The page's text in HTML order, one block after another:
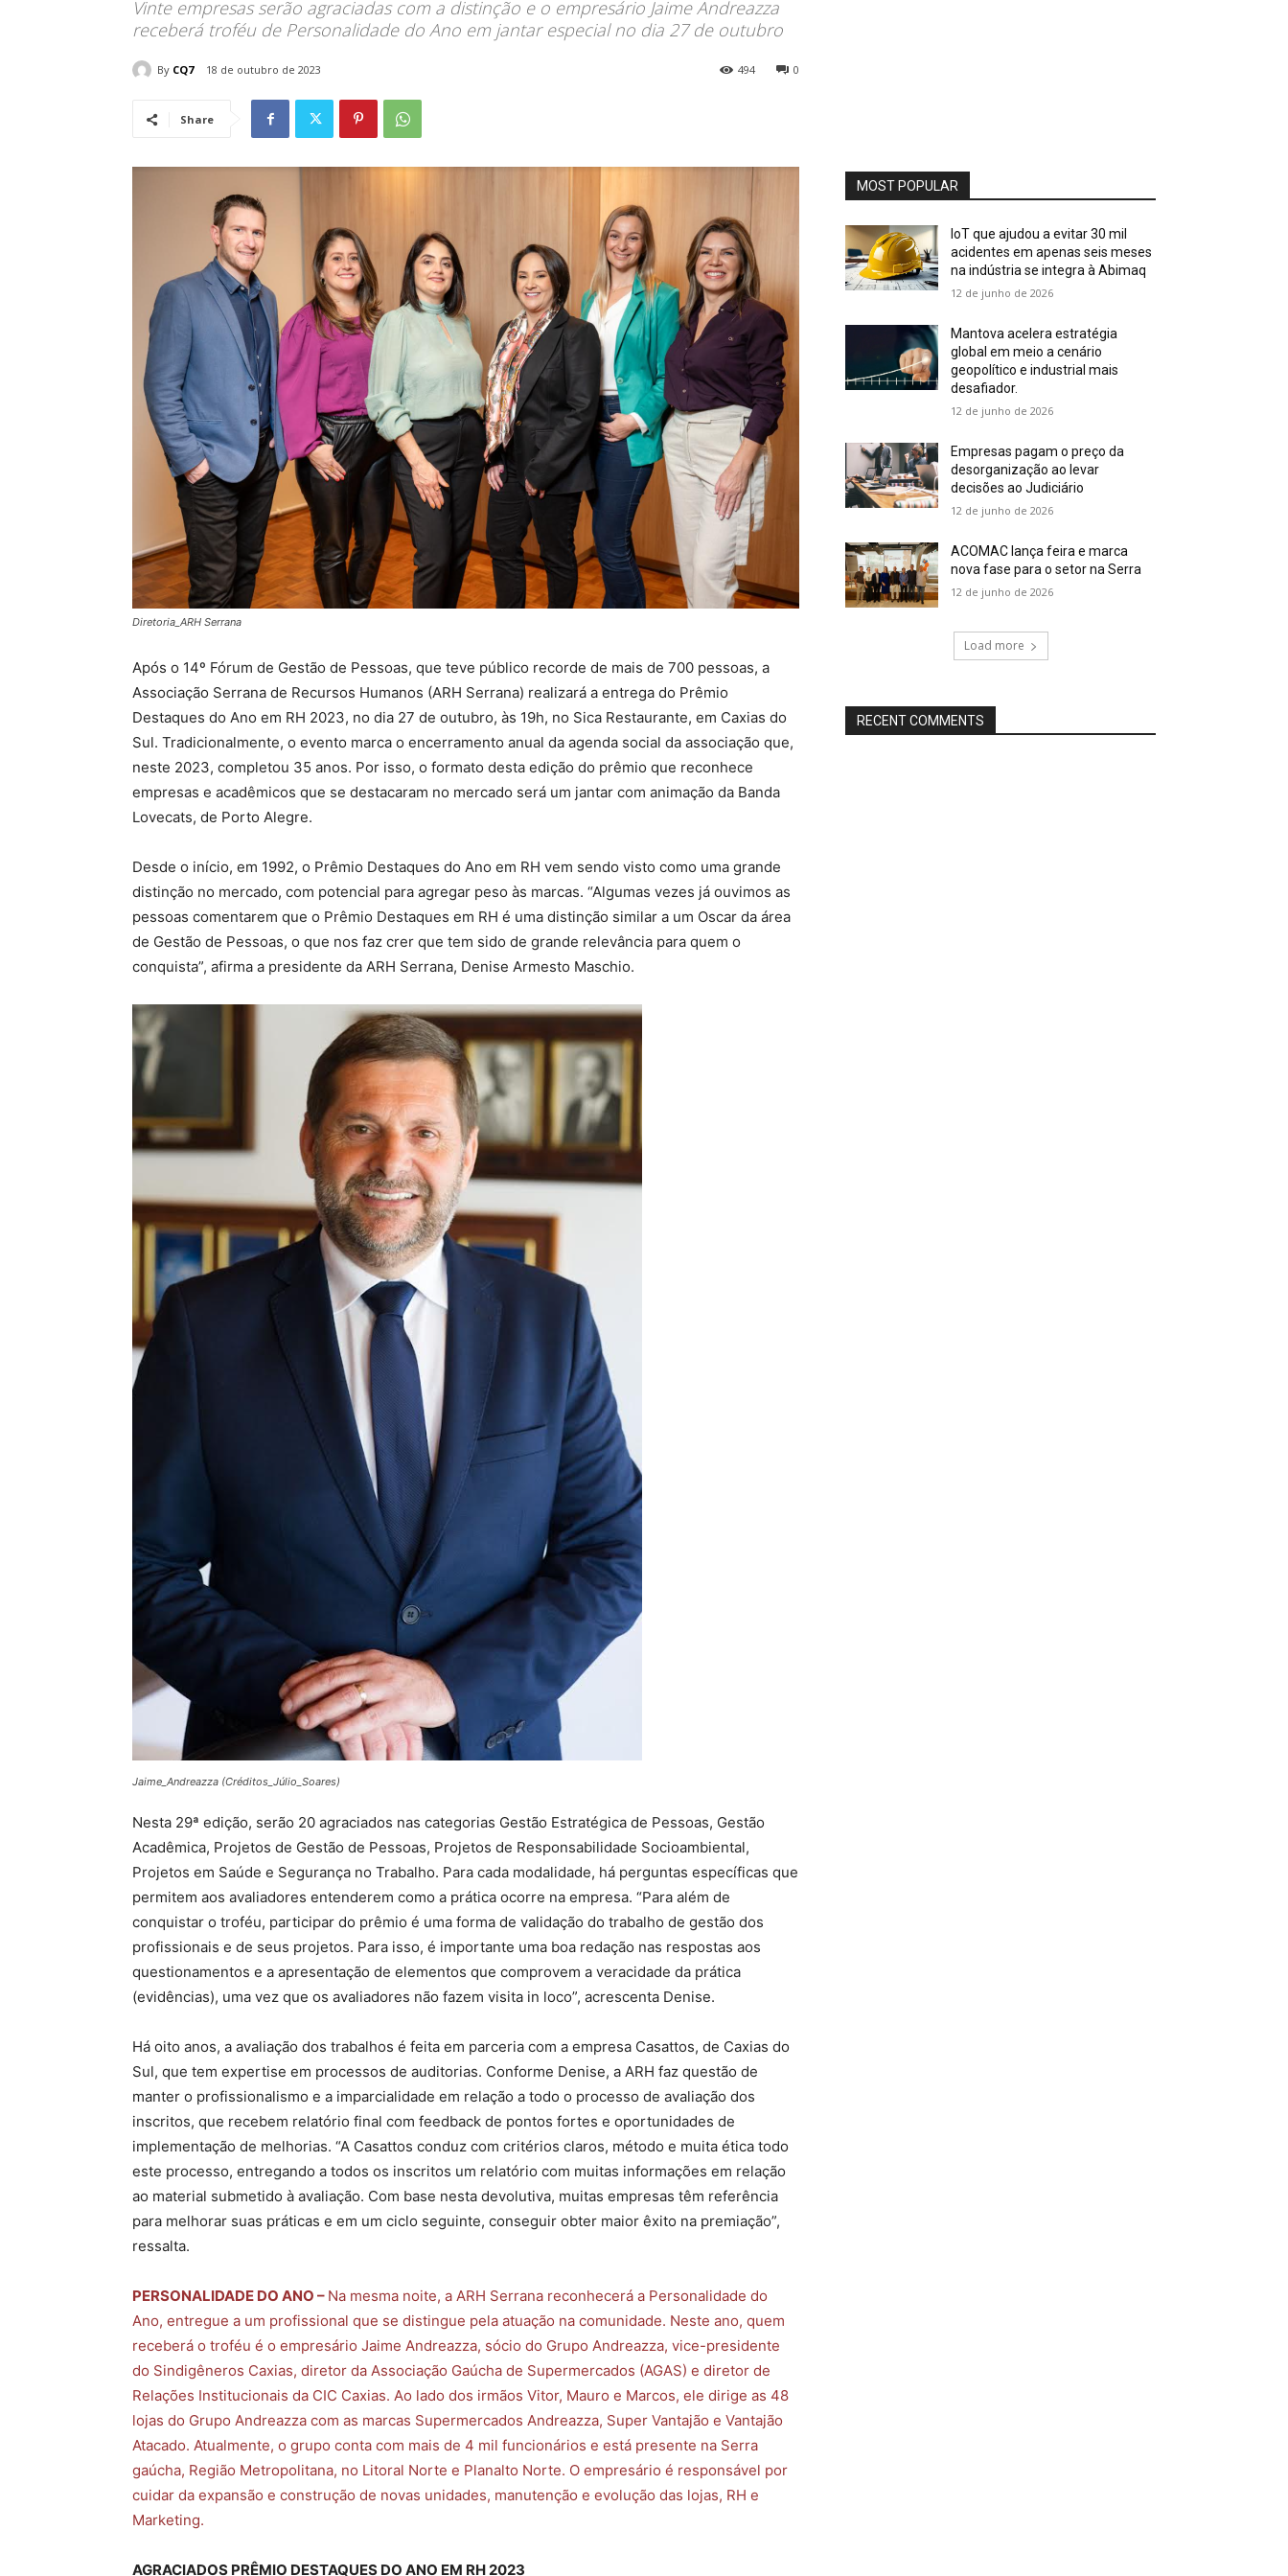
Vinte empresas serão agraciadas com a distinção e o empresário Jaime Andreazza
receberá troféu de Personalidade do Ano em jantar especial no dia 27 de outubro
By CQ7 18 de outubro de 2023 0
494
Share
Diretoria_ARH Serrana
Após o 14º Fórum de Gestão de Pessoas, que teve público recorde de mais de 700 pessoas, a
Associação Serrana de Recursos Humanos (ARH Serrana) realizará a entrega do Prêmio
Destaques do Ano em RH 2023, no dia 27 de outubro, às 19h, no Sica Restaurante, em Caxias do
Sul. Tradicionalmente, o evento marca o encerramento anual da agenda social da associação que,
neste 2023, completou 35 anos. Por isso, o formato desta edição do prêmio que reconhece
empresas e acadêmicos que se destacaram no mercado será um jantar com animação da Banda
Lovecats, de Porto Alegre.
Desde o início, em 1992, o Prêmio Destaques do Ano em RH vem sendo visto como uma grande
distinção no mercado, com potencial para agregar peso às marcas. “Algumas vezes já ouvimos as
pessoas comentarem que o Prêmio Destaques em RH é uma distinção similar a um Oscar da área
de Gestão de Pessoas, o que nos faz crer que tem sido de grande relevância para quem o
conquista”, afirma a presidente da ARH Serrana, Denise Armesto Maschio.
Jaime_Andreazza (Créditos_Júlio_Soares)
Nesta 29ª edição, serão 20 agraciados nas categorias Gestão Estratégica de Pessoas, Gestão
Acadêmica, Projetos de Gestão de Pessoas, Projetos de Responsabilidade Socioambiental,
Projetos em Saúde e Segurança no Trabalho. Para cada modalidade, há perguntas específicas que
permitem aos avaliadores entenderem como a prática ocorre na empresa. “Para além de
conquistar o troféu, participar do prêmio é uma forma de validação do trabalho de gestão dos
profissionais e de seus projetos. Para isso, é importante uma boa redação nas respostas aos
questionamentos e a apresentação de elementos que comprovem a veracidade da prática
(evidências), uma vez que os avaliadores não fazem visita in loco”, acrescenta Denise.
Há oito anos, a avaliação dos trabalhos é feita em parceria com a empresa Casattos, de Caxias do
Sul, que tem expertise em processos de auditorias. Conforme Denise, a ARH faz questão de
manter o profissionalismo e a imparcialidade em relação a todo o processo de avaliação dos
inscritos, que recebem relatório final com feedback de pontos fortes e oportunidades de
implementação de melhorias. “A Casattos conduz com critérios claros, método e muita ética todo
este processo, entregando a todos os inscritos um relatório com muitas informações em relação
ao material submetido à avaliação. Com base nesta devolutiva, muitas empresas têm referência
para melhorar suas práticas e em um ciclo seguinte, conseguir obter maior êxito na premiação”,
ressalta.
PERSONALIDADE DO ANO – Na mesma noite, a ARH Serrana reconhecerá a Personalidade do
Ano, entregue a um profissional que se distingue pela atuação na comunidade. Neste ano, quem
receberá o troféu é o empresário Jaime Andreazza, sócio do Grupo Andreazza, vice-presidente
do Sindigêneros Caxias, diretor da Associação Gaúcha de Supermercados (AGAS) e diretor de
Relações Institucionais da CIC Caxias. Ao lado dos irmãos Vitor, Mauro e Marcos, ele dirige as 48
lojas do Grupo Andreazza com as marcas Supermercados Andreazza, Super Vantajão e Vantajão
Atacado. Atualmente, o grupo conta com mais de 4 mil funcionários e está presente na Serra
gaúcha, Região Metropolitana, no Litoral Norte e Planalto Norte. O empresário é responsável por
cuidar da expansão e construção de novas unidades, manutenção e evolução das lojas, RH e
Marketing.
AGRACIADOS PRÊMIO DESTAQUES DO ANO EM RH 2023
MOST POPULAR
IoT que ajudou a evitar 30 mil
acidentes em apenas seis meses
na indústria se integra à Abimaq
12 de junho de 2026
Mantova acelera estratégia
global em meio a cenário
geopolítico e industrial mais
desafiador.
12 de junho de 2026
Empresas pagam o preço da
desorganização ao levar
decisões ao Judiciário
12 de junho de 2026
ACOMAC lança feira e marca
nova fase para o setor na Serra
12 de junho de 2026
Load more
RECENT COMMENTS